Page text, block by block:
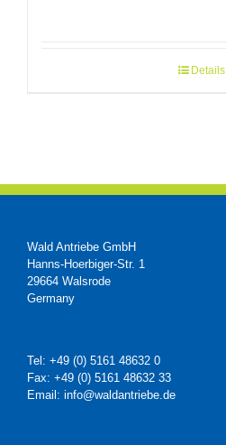
Details
Wald Antriebe GmbH
Hanns-Hoerbiger-Str. 1
29664 Walsrode
Germany
Tel: +49 (0) 5161 48632 0
Fax: +49 (0) 5161 48632 33
Email: info@waldantriebe.de